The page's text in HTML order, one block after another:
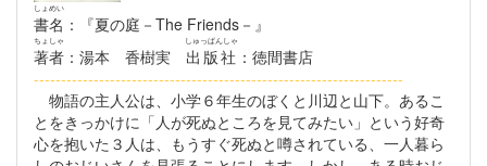
書名
しょめい
：『夏の庭－The Friends－』
著者
ちょしゃ
：湯本 香樹実 出版社
しゅっぱんしゃ
：徳間書店
--------------------------------------------------------------------
物語の主人公は、小学６年生のぼくと川辺と山下。あるこ
とをきっかけに「人が死ぬところを見てみたい」という好奇
心を抱いた３人は、もうすぐ死ぬと噂されている、一人暮ら